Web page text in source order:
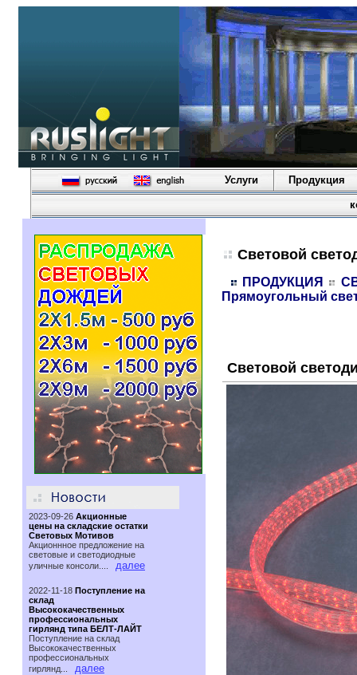
Услуги Продукция
2023-09-26 Акционные
цены на складские остатки
Световых Мотивов
Акционнное предложение на
световые и светодиодные
уличные консоли....
далее
2022-11-18 Поступление на
склад
Высококачественных
профессиональных
гирлянд типа БЕЛТ-ЛАЙТ
Поступление на склад
Высококачественных
профессиональных
гирлянд...
далее
Световой
ПРОДУКЦИЯ
Прямоугольный
Световой